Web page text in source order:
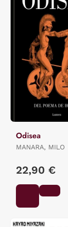
Odisea
MANARA, MILO
22,90 €